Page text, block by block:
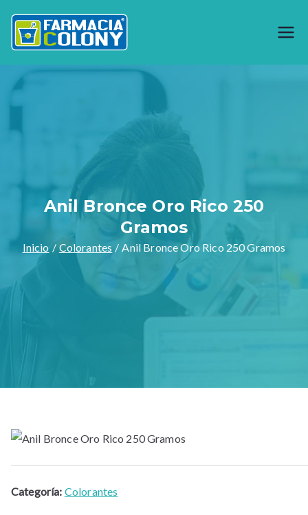
contenido
Colony
Generando bienestar desde 1944,
formulas magistrales y venta de
naturales, garantizamos calidad en
nuestros productos y servicios.
Anil Bronce Oro Rico 250
Gramos
Inicio Colorantes Anil Bronce Oro Rico 250 Gramos
Categoría: Colorantes